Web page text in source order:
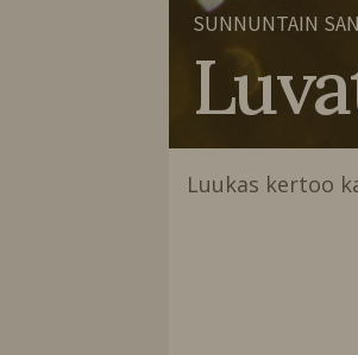
SUNNUNTAIN
Luukas kertoo